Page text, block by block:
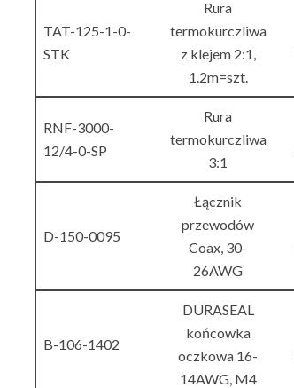
TAT-125-1-0-
STK
Rura
termokurczliwa
z klejem 2:1,
1.2m=szt.
RNF-3000-
12/4-0-SP
Rura
termokurczliwa
3:1
D-150-0095
Łącznik
przewodów
Coax, 30-
26AWG
B-106-1402
DURASEAL
końcowka
oczkowa 16-
14AWG, M4